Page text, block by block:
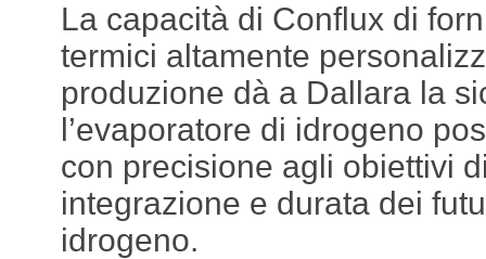
La capacità di Conflux di
termici altamente
produzione dà a Dallara la
l’evaporatore di idrogeno
con precisione agli obiettivi
integrazione e durata dei
idrogeno.